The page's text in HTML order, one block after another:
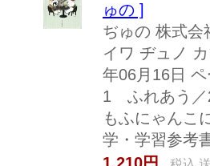
ゅの ]
ぢゅの 株式会
イワ ヂュノ
年06月16日
1 ふれあう
もふにゃんこ
学・学習参考